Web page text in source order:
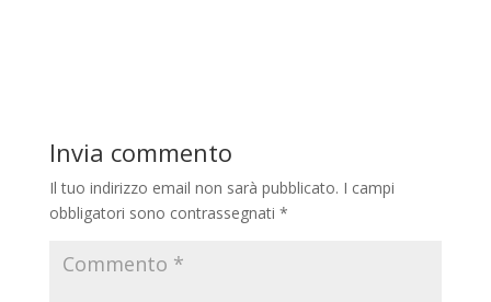
Invia commento
Il tuo indirizzo email non sarà pubblicato. I campi
obbligatori sono contrassegnati *